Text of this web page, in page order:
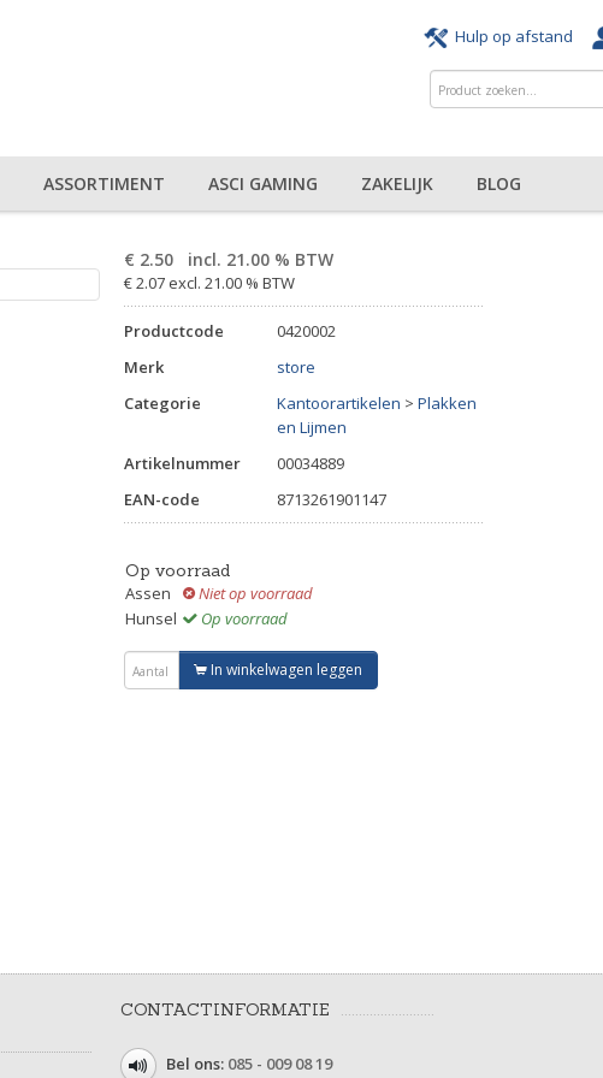
Hulp op afstand
ASSORTIMENT ASCI GAMING ZAKELIJK BLOG
€ 2.50 incl. 21.00 % BTW
€ 2.07 excl. 21.00 % BTW
Productcode
0420002
Merk
store
Categorie
Kantoorartikelen > Plakken
en Lijmen
Artikelnummer
00034889
EAN-code
8713261901147
Op voorraad
Assen
Niet op voorraad
Hunsel
Op voorraad
In winkelwagen leggen
CONTACTINFORMATIE
Bel ons: 085 - 009 08 19